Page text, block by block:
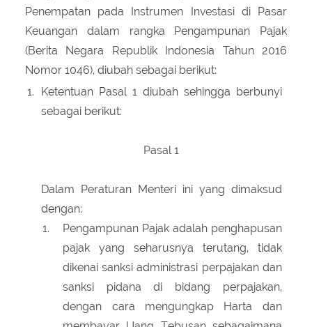
Penempatan pada Instrumen Investasi di Pasar
Keuangan dalam rangka Pengampunan Pajak
(Berita Negara Republik Indonesia Tahun 2016
Nomor 1046), diubah sebagai berikut:
1.
Ketentuan Pasal 1 diubah sehingga berbunyi
sebagai berikut:
Pasal 1
Dalam Peraturan Menteri ini yang dimaksud
dengan:
Pengampunan Pajak adalah penghapusan
pajak yang seharusnya terutang, tidak
dikenai sanksi administrasi perpajakan dan
sanksi pidana di bidang perpajakan,
dengan cara mengungkap Harta dan